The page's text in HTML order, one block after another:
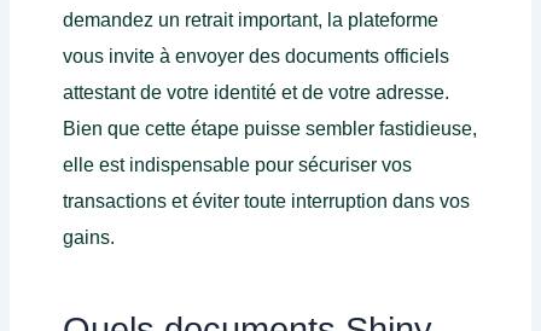
demandez un retrait important, la plateforme
vous invite à envoyer des documents officiels
attestant de votre identité et de votre adresse.
Bien que cette étape puisse sembler fastidieuse,
elle est indispensable pour sécuriser vos
transactions et éviter toute interruption dans vos
gains.